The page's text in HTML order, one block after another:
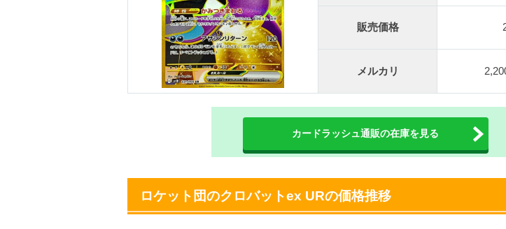
販売価格
メルカリ
カードラッシュ通販の在庫を見る
ロケット団のクロバットex URの価格推移